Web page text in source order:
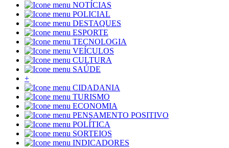
NOTÍCIAS
POLICIAL
DESTAQUES
ESPORTE
TECNOLOGIA
VEÍCULOS
CULTURA
SAÚDE
+
CIDADANIA
TURISMO
ECONOMIA
PENSAMENTO POSITIVO
POLÍTICA
SORTEIOS
INDICADORES